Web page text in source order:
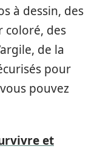
à dessin, des
coloré, des
de la
pour
pouvez
et